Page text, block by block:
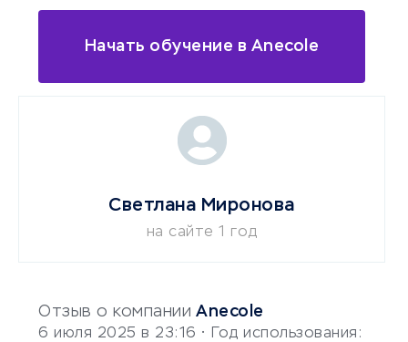
Начать обучение в Anecole
Отзыв о компании Anecole
6 июля 2025 в 23:16 • Год использования:
Светлана Миронова
на сайте 1 год